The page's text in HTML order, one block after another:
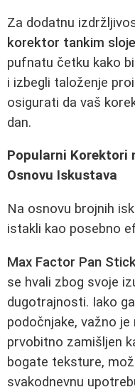
Za dodatnu
korektor tankim
pufnatu četku kako
i izbegli taloženje
osigurati da vaš
dan.
Popularni Korektori
Osnovu Iskustava
Na osnovu brojnih
istakli kao posebno
Max Factor Pan
se hvali zbog svoje
dugotrajnosti. Iako
podočnjake, važno
prvobitno zamišljen
bogate teksture,
svakodnevnu